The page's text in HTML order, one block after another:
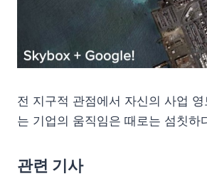
전 지구적 관점에서 자신의 사업
는 기업의 움직임은 때로는 섬칫하
관련 기사